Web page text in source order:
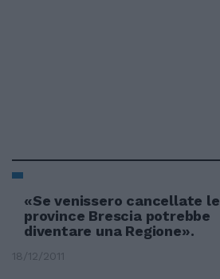
«Se venissero cancellate le
province Brescia potrebbe
diventare una Regione».
18/12/2011